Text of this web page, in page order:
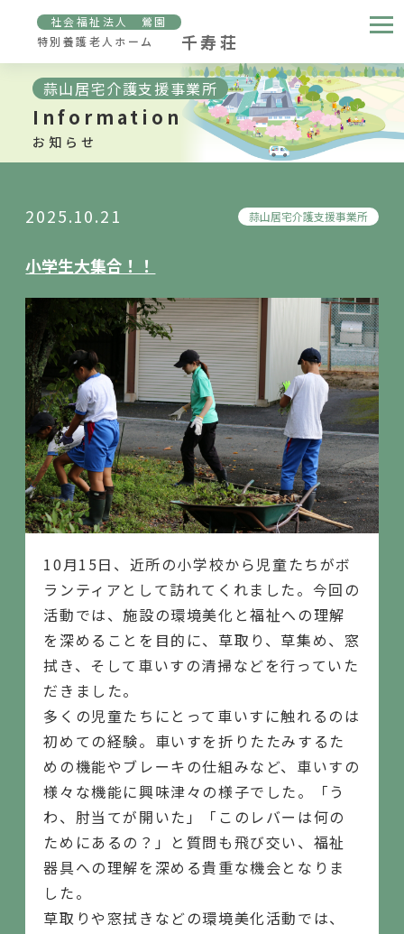
社会福祉法人 鶯園
特別養護老人ホーム
千寿荘
蒜山居宅介護支援事業所
Information
お知らせ
2025.10.21 蒜山居宅介護支援事業所
小学生大集合！！
10月15日、近所の小学校から児童たちがボ
ランティアとして訪れてくれました。今回の
活動では、施設の環境美化と福祉への理解
を深めることを目的に、草取り、草集め、窓
拭き、そして車いすの清掃などを行っていた
だきました。
多くの児童たちにとって車いすに触れるのは
初めての経験。車いすを折りたたみするた
めの機能やブレーキの仕組みなど、車いすの
様々な機能に興味津々の様子でした。「う
わ、肘当てが開いた」「このレバーは何の
ためにあるの？」と質問も飛び交い、福祉
器具への理解を深める貴重な機会となりま
した。
草取りや窓拭きなどの環境美化活動では、